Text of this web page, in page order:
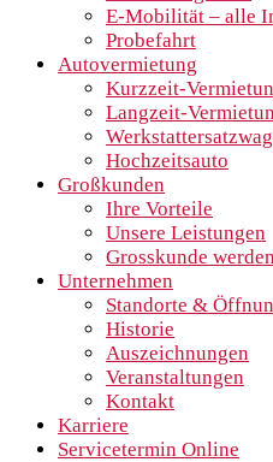
E-Mobilität – alle
Probefahrt
Autovermietung
Kurzzeit-
Langzeit-
Hochzeitsauto
Großkunden
Ihre Vorteile
Unsere Leistungen
Grosskunde
Unternehmen
Standorte &
Historie
Auszeichnungen
Veranstaltungen
Kontakt
Karriere
Servicetermin Online